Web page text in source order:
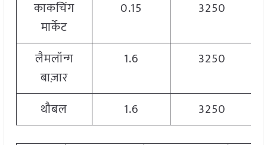
काकचिंग
मार्केट
0.15 3250
लैमलॉन्ग
बाज़ार
1.6 3250
थौबल 1.6 3250